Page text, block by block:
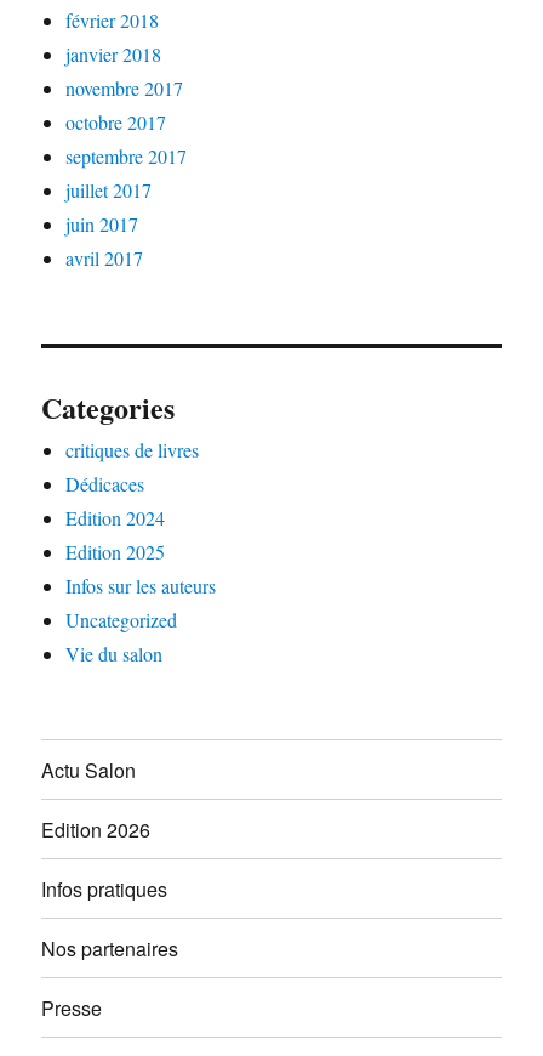
février 2018
janvier 2018
novembre 2017
octobre 2017
septembre 2017
juillet 2017
juin 2017
avril 2017
Categories
critiques de livres
Dédicaces
Edition 2024
Edition 2025
Infos sur les auteurs
Uncategorized
Vie du salon
Actu Salon
Edition 2026
Infos pratiques
Nos partenaires
Presse